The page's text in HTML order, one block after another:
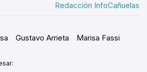
Redacción InfoCañuelas
Gustavo Arrieta Marisa Fassi